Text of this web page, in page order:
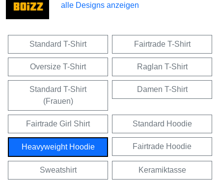
alle Designs anzeigen
Standard T-Shirt Fairtrade T-Shirt
Oversize T-Shirt Raglan T-Shirt
Standard T-Shirt
(Frauen)
Damen T-Shirt
Fairtrade Girl Shirt Standard Hoodie
Heavyweight Hoodie Fairtrade Hoodie
Sweatshirt Keramiktasse